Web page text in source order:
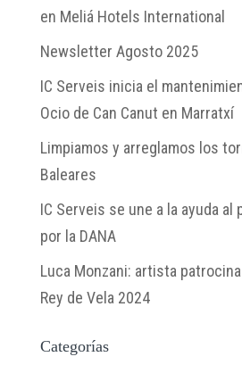
en Meliá Hotels International
Newsletter Agosto 2025
IC Serveis inicia el
Ocio de Can Canut en Marratxí
Limpiamos y arreglamos los
Baleares
IC Serveis se une a la ayuda al
por la DANA
Luca Monzani: artista
Rey de Vela 2024
Categorías